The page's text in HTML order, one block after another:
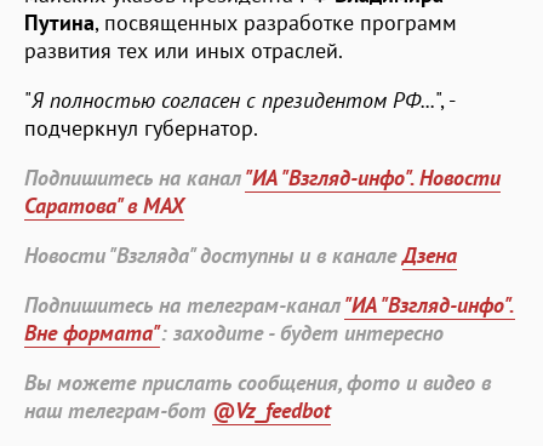
Путина, посвященных разработке программ
развития тех или иных отраслей.
"Я полностью согласен с президентом РФ...", -
подчеркнул губернатор.
Подпишитесь на канал"ИА "Взгляд-инфо". Новости
Саратова" в MAX
Новости "Взгляда" доступны и в каналеДзена
Подпишитесь на телеграм-канал"ИА "Взгляд-инфо".
Вне формата": заходите - будет интересно
Вы можете прислать сообщения, фото и видео в
наш телеграм-бот @Vz_feedbot